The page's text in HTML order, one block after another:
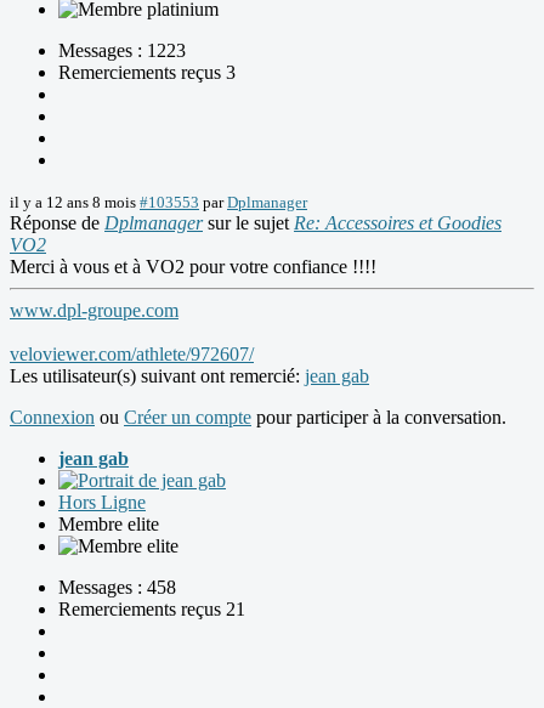
Messages : 1223
Remerciements reçus 3
il y a 12 ans 8 mois #103553 parDplmanager
Réponse de Dplmanagersur le sujetRe: Accessoires et Goodies
VO2
Merci à vous et à VO2 pour votre confiance !!!!
www.dpl-groupe.com
veloviewer.com/athlete/972607/
Les utilisateur(s) suivant ont remercié: jean gab
Connexion ou Créer un compte pour participer à la conversation.
jean gab
Hors Ligne
Membre elite
Messages : 458
Remerciements reçus 21